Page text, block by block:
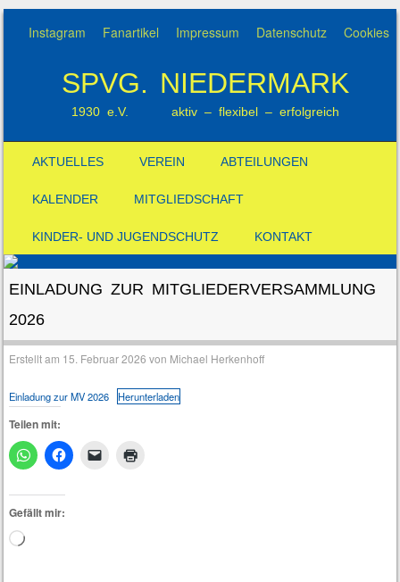
Instagram Fanartikel Impressum Datenschutz Cookies
SPVG. NIEDERMARK
1930 e.V. aktiv – flexibel – erfolgreich
AKTUELLES VEREIN ABTEILUNGEN
KALENDER MITGLIEDSCHAFT
KINDER- UND JUGENDSCHUTZ KONTAKT
EINLADUNG ZUR MITGLIEDERVERSAMMLUNG
2026
Erstellt am 15. Februar 2026 von Michael Herkenhoff
Einladung zur MV 2026 Herunterladen
Teilen mit:
Gefällt mir:
Wird